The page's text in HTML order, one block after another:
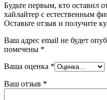
Будьте первым, кто оставил
хайлайтер с естественным
Оставьте отзыв и получите
Ваш адрес email не будет
помечены *
Ваша оценка *
Ваш отзыв *